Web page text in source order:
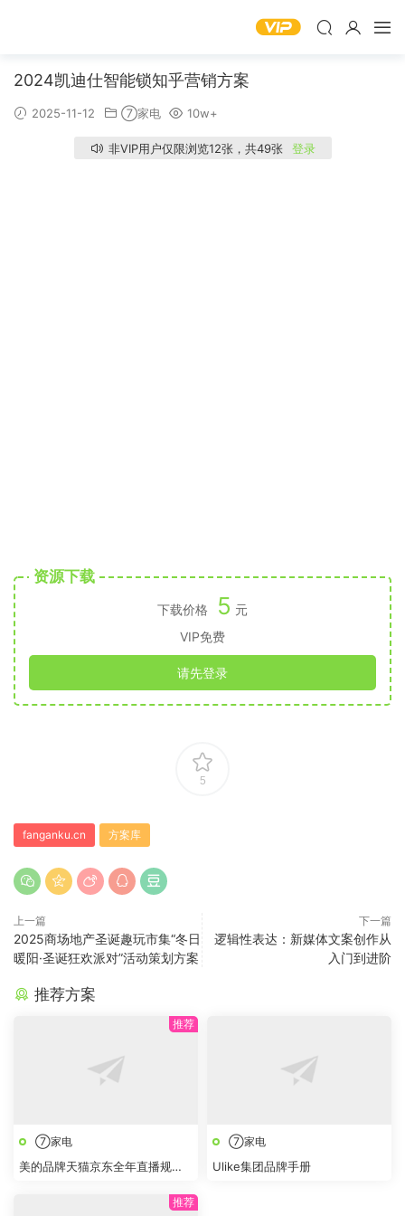
2024凯迪仕智能锁知乎营销方案
2025-11-12 ⑦家电 10w+
非VIP用户仅限浏览12张，共49张 登录
资源下载
下载价格 5 元
VIP免费
请先登录
5
fanganku.cn 方案库
上一篇
2025商场地产圣诞趣玩市集“冬日
暖阳·圣诞狂欢派对”活动策划方案
下一篇
逻辑性表达：新媒体文案创作从
入门到进阶
推荐方案
⑦家电
美的品牌天猫京东全年直播规划
⑦家电
Ulike集团品牌手册